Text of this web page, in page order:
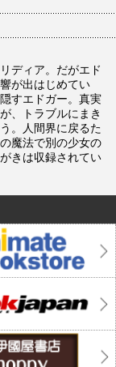
ディア。だがエド
が出はじめてい
すエドガー。真実
、トラブルにまき
。人間界に戻るた
魔法で別の少女の
きは収録されてい